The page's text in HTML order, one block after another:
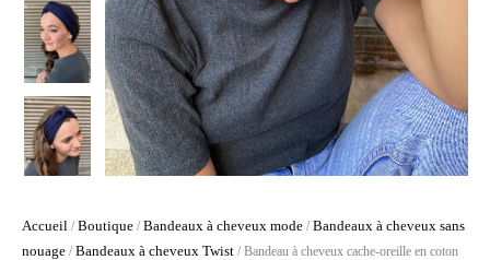
Accueil / Boutique / Bandeaux à cheveux mode / Bandeaux à cheveux sans
nouage / Bandeaux à cheveux Twist / Bandeau à cheveux cache-oreille en coton